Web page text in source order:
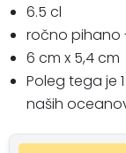
6.5 cl
ročno pihano
6 cm x 5,4 cm
Poleg tega je
naših